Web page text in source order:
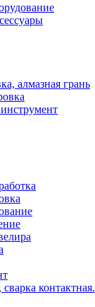
алмазная грань
контактная.